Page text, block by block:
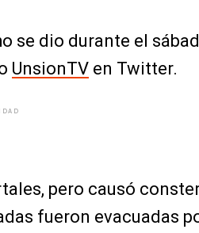
se dio durante el
UnsionTV en Twitter.
pero causó
fueron evacuadas